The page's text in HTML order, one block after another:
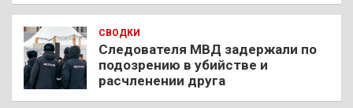
СВОДКИ
Следователя МВД задержали по
подозрению в убийстве и
расчленении друга